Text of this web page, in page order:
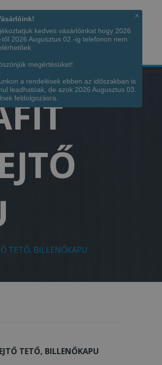
Hívjon minket!
INFÓ ELÉRHETŐSÉG
TETŐ, BILLENŐKAPU
TETŐ, BILLENŐKAPU
×
kedves vásárlóinkat hogy 2026
2026 Augusztus 02.-ig telefonon nem
megértésüket!
a rendelések ebben az időszakban is
leadhatóak, de azok 2026 Augusztus 03.
feldolgozásra.